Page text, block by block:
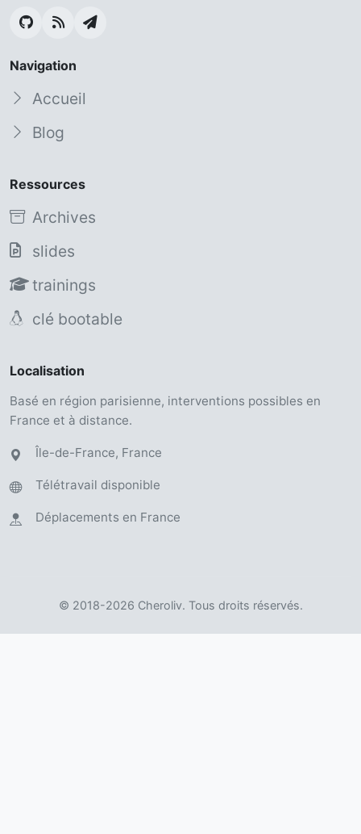
Navigation
Accueil
Blog
Ressources
Archives
slides
trainings
clé bootable
Localisation
Basé en région parisienne, interventions possibles en
France et à distance.
Île-de-France, France
Télétravail disponible
Déplacements en France
© 2018-2026 Cheroliv. Tous droits réservés.